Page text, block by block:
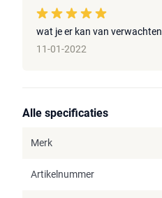
wat je er kan van verwachten
11-01-2022
Alle specificaties
Merk
Artikelnummer